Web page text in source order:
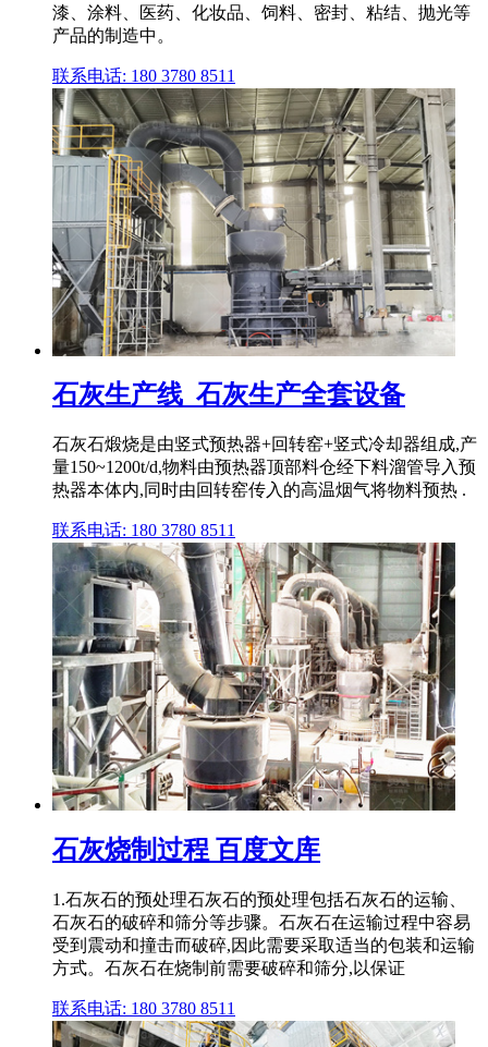
漆、涂料、医药、化妆品、饲料、密封、粘结、抛光等
产品的制造中。
联系电话: 180 3780 8511
石灰生产线_石灰生产全套设备
石灰石煅烧是由竖式预热器+回转窑+竖式冷却器组成,产
量150~1200t/d,物料由预热器顶部料仓经下料溜管导入预
热器本体内,同时由回转窑传入的高温烟气将物料预热 .
联系电话: 180 3780 8511
石灰烧制过程 百度文库
1.石灰石的预处理石灰石的预处理包括石灰石的运输、
石灰石的破碎和筛分等步骤。石灰石在运输过程中容易
受到震动和撞击而破碎,因此需要采取适当的包装和运输
方式。石灰石在烧制前需要破碎和筛分,以保证
联系电话: 180 3780 8511